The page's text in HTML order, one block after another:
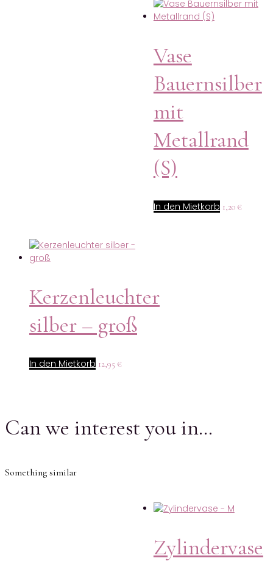
Vase
Bauernsilber
mit
Metallrand
(S)
In den Mietkorb 1,20 €
Kerzenleuchter
silber – groß
In den Mietkorb 12,95 €
Can we interest you in…
Something similar
Zylindervase